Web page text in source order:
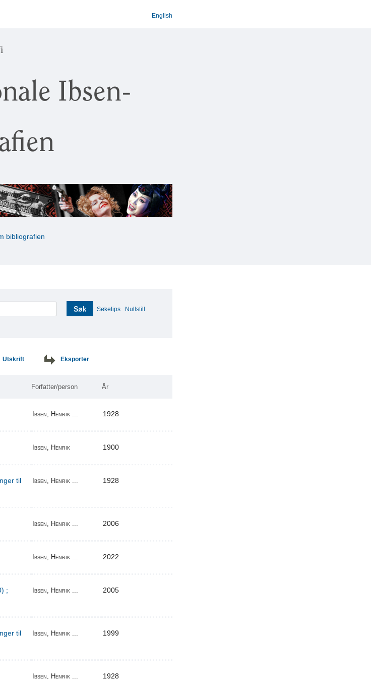
English
Ibsen-
bibliografien
Søk Søketips Nullstill
Utskrift Eksporter
Forfatter/person År
Ibsen, Henrik ... 1928
Ibsen, Henrik 1900
til
Ibsen, Henrik ... 1928
Ibsen, Henrik ... 2006
Ibsen, Henrik ... 2022
;
Ibsen, Henrik ... 2005
til
Ibsen, Henrik ... 1999
Ibsen, Henrik ... 1928